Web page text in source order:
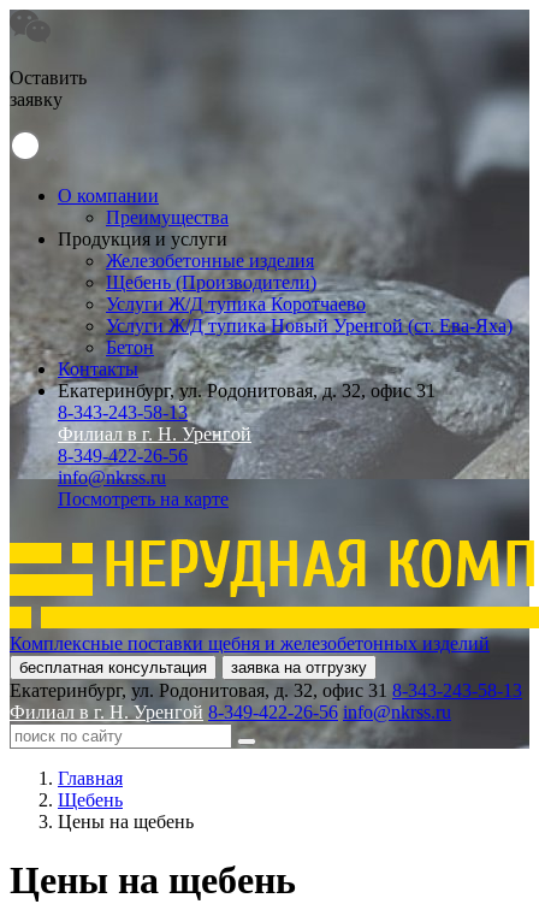
Оставить
заявку
О компании
Преимущества
Продукция и услуги
Железобетонные изделия
Щебень (Производители)
Услуги Ж/Д тупика Коротчаево
Услуги Ж/Д тупика Новый Уренгой (ст. Ева-Яха)
Бетон
Контакты
Екатеринбург, ул. Родонитовая, д. 32, офис 31
8-343-243-58-13
Филиал в г. Н. Уренгой
8-349-422-26-56
info@nkrss.ru
Посмотреть на карте
Комплексные поставки щебня и железобетонных изделий
бесплатная консультация заявка на отгрузку
Екатеринбург, ул. Родонитовая, д. 32, офис 31 8-343-243-58-13
Филиал в г. Н. Уренгой 8-349-422-26-56 info@nkrss.ru
Главная
Щебень
Цены на щебень
Цены на щебень